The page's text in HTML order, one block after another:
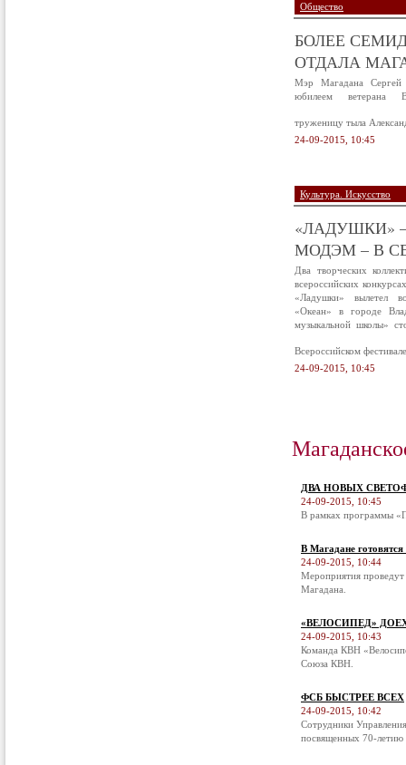
Общество
БОЛЕЕ
ОТДАЛА
Мэр Магадана Сергей
юбилеем ветерана
труженицу тыла
24-09-2015, 10:45
Культура. Искусство
«ЛАДУШКИ»
МОДЭМ – В
Два творческих
всероссийских
«Ладушки» вылетел
«Океан» в городе
музыкальной школы»
Всероссийском
24-09-2015, 10:45
ДВА НОВЫХ
24-09-2015, 10:45
В рамках программы
В Магадане
24-09-2015, 10:44
Мероприятия
Магадана.
«ВЕЛОСИПЕД»
24-09-2015, 10:43
Команда КВН
Союза КВН.
ФСБ БЫСТРЕЕ ВСЕХ
24-09-2015, 10:42
Сотрудники
посвященных 70-летию